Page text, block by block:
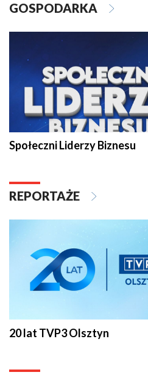
GOSPODARKA
Społeczni Liderzy Biznesu
REPORTAŻE
20 lat TVP3 Olsztyn